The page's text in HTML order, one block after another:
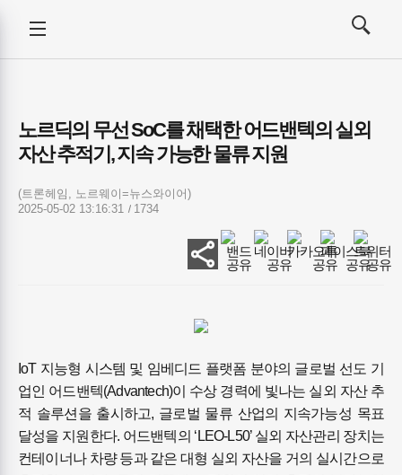
전체메뉴
열기/
검색
열기/
노르딕의 무선 SoC를 채택한 어드밴텍의 실외
자산 추적기, 지속 가능한 물류 지원
(트론헤임, 노르웨이=뉴스와이어)
2025-05-02 13:16:31
1734
IoT 지능형 시스템 및 임베디드 플랫폼 분야의 글로벌 선도 기
업인 어드밴텍(Advantech)이 수상 경력에 빛나는 실외 자산 추
적 솔루션을 출시하고, 글로벌 물류 산업의 지속가능성 목표
달성을 지원한다. 어드밴텍의 ‘LEO-L50’ 실외 자산관리 장치는
컨테이너나 차량 등과 같은 대형 실외 자산을 거의 실시간으로